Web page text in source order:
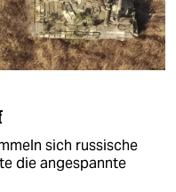
sich russische
die angespannte